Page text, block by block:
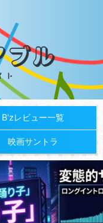
B'zレビュー一覧
映画サントラ